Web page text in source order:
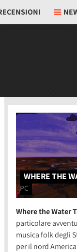
WHERE THE
PC
Where the Water
particolare
musica folk degli
per il nord